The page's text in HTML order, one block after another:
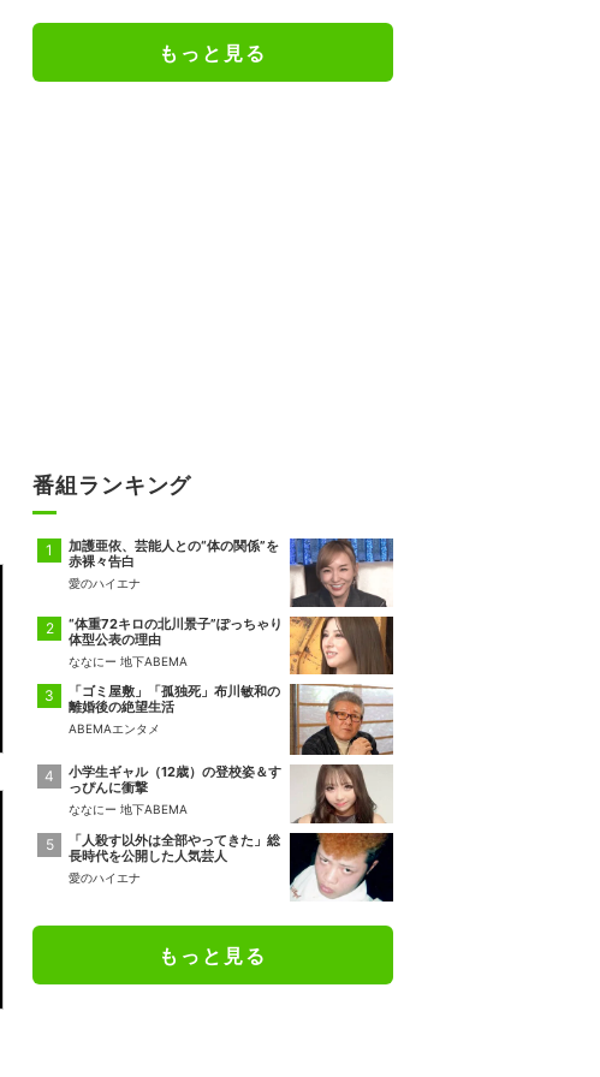
もっと見る
番組ランキング
加護亜依、芸能人との“体の関係”を
赤裸々告白
愛のハイエナ
“体重72キロの北川景子”ぽっちゃり
体型公表の理由
ななにー 地下ABEMA
「ゴミ屋敷」「孤独死」布川敏和の
離婚後の絶望生活
ABEMAエンタメ
小学生ギャル（12歳）の登校姿＆す
っぴんに衝撃
ななにー 地下ABEMA
「人殺す以外は全部やってきた」総
長時代を公開した人気芸人
愛のハイエナ
もっと見る